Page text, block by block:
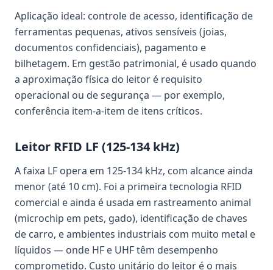
Aplicação ideal: controle de acesso, identificação de
ferramentas pequenas, ativos sensíveis (joias,
documentos confidenciais), pagamento e
bilhetagem. Em gestão patrimonial, é usado quando
a aproximação física do leitor é requisito
operacional ou de segurança — por exemplo,
conferência item-a-item de itens críticos.
Leitor RFID LF (125-134 kHz)
A faixa LF opera em 125-134 kHz, com alcance ainda
menor (até 10 cm). Foi a primeira tecnologia RFID
comercial e ainda é usada em rastreamento animal
(microchip em pets, gado), identificação de chaves
de carro, e ambientes industriais com muito metal e
líquidos — onde HF e UHF têm desempenho
comprometido. Custo unitário do leitor é o mais